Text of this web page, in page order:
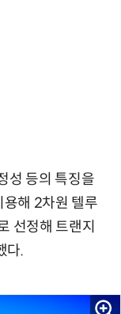
성 등의 특징을
용해 2차원 텔루
선정해 트랜지
다.